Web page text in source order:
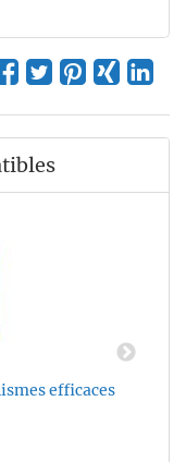
efficaces